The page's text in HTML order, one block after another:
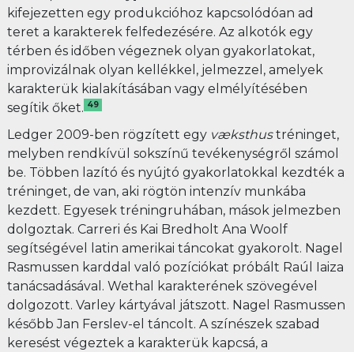
kifejezetten egy produkcióhoz kapcsolódóan ad
teret a karakterek felfedezésére. Az alkotók egy
térben és időben végeznek olyan gyakorlatokat,
improvizálnak olyan kellékkel, jelmezzel, amelyek
karakterük kialakításában vagy elmélyítésében
segítik őket. 49
Ledger 2009-ben rögzített egy væksthustréninget,
melyben rendkívül sokszínű tevékenységről számol
be. Többen lazító és nyújtó gyakorlatokkal kezdték a
tréninget, de van, aki rögtön intenzív munkába
kezdett. Egyesek tréningruhában, mások jelmezben
dolgoztak. Carreri és Kai Bredholt Ana Woolf
segítségével latin amerikai táncokat gyakorolt. Nagel
Rasmussen karddal való pozíciókat próbált Raúl Iaiza
tanácsadásával. Wethal karakterének szövegével
dolgozott. Varley kártyával játszott. Nagel Rasmussen
később Jan Ferslev-el táncolt. A színészek szabad
keresést végeztek a karakterük kapcsá, a